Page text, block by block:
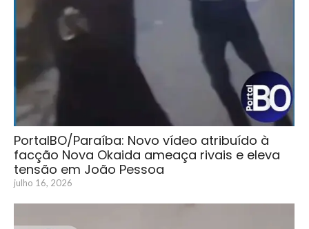
PortalBO/Paraíba: Novo vídeo atribuído à
facção Nova Okaida ameaça rivais e eleva
tensão em João Pessoa
julho 16, 2026